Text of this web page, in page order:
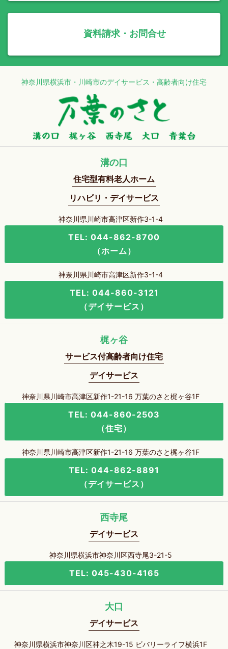
資料請求・お問合せ
神奈川県横浜市・川崎市のデイサービス・高齢者向け住宅
溝の口
住宅型有料老人ホーム
リハビリ・デイサービス
神奈川県川崎市高津区新作3-1-4
TEL: 044-862-8700
（ホーム）
神奈川県川崎市高津区新作3-1-4
TEL: 044-860-3121
（デイサービス）
梶ヶ谷
サービス付高齢者向け住宅
デイサービス
神奈川県川崎市高津区新作1-21-16 万葉のさと梶ヶ谷1F
TEL: 044-860-2503
（住宅）
神奈川県川崎市高津区新作1-21-16 万葉のさと梶ヶ谷1F
TEL: 044-862-8891
（デイサービス）
西寺尾
デイサービス
神奈川県横浜市神奈川区西寺尾3-21-5
TEL: 045-430-4165
大口
デイサービス
神奈川県横浜市神奈川区神之木19-15 ビバリーライフ横浜1F